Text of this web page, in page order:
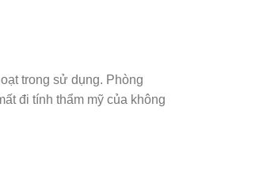
trong sử dụng. Phòng
đi tính thẩm mỹ của không